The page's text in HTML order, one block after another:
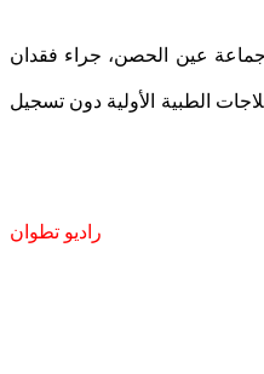
عين الحصن، جراء فقدان
للفحوصات وللعلاجات الطبية الأولية دون تسجيل
راديو تطوان